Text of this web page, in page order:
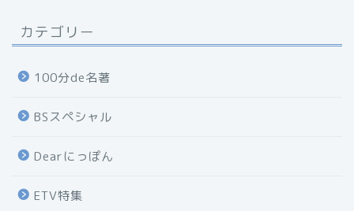
カテゴリー
100分de名著
BSスペシャル
Dearにっぽん
ETV特集